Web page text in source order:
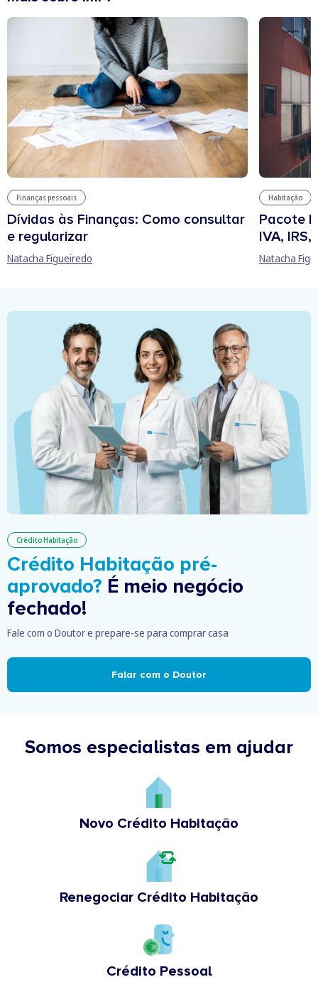
Finanças pessoais
Dívidas às Finanças: Como consultar
e regularizar
Natacha Figueiredo
Habitação
Pacote
IVA,
Natacha
Crédito Habitação
Crédito Habitação pré-
aprovado? É meio negócio
fechado!
Fale com o Doutor e prepare-se para comprar casa
Falar com o Doutor
Somos especialistas em ajudar
Novo Crédito Habitação
Renegociar Crédito Habitação
Crédito Pessoal